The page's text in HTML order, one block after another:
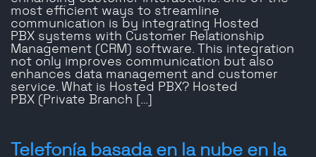
most efficient ways to streamline
communication is by integrating Hosted
PBX systems with Customer Relationship
Management (CRM) software. This integration
not only improves communication but also
enhances data management and customer
service. What is Hosted PBX? Hosted
PBX (Private Branch […]
Telefonía basada en la nube en la